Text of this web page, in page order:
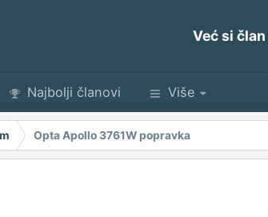
Već si
Najbolji članovi Više
Opta Apollo 3761W popravka